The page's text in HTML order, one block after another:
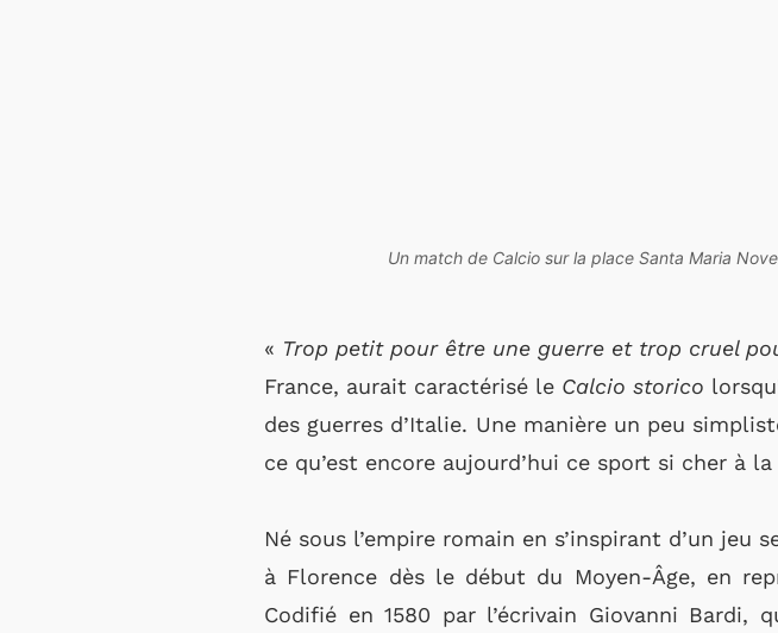
Un match de Calcio sur la place Santa Maria
« Trop petit pour être une guerre et trop cruel
France, aurait caractérisé le Calcio storico
des guerres d’Italie. Une manière un peu
ce qu’est encore aujourd’hui ce sport si cher à
Né sous l’empire romain en s’inspirant d’un jeu
à Florence dès le début du Moyen-Âge, en
Codifié en 1580 par l’écrivain Giovanni